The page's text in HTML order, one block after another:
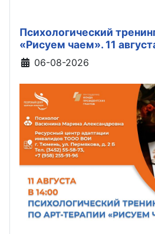
Психологический
«Рисуем чаем». 11
Информация о материале
06-08-2026